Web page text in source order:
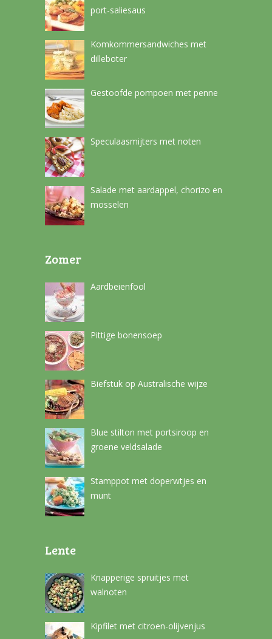
port-saliesaus
Komkommersandwiches met
dilleboter
Gestoofde pompoen met penne
Speculaasmijters met noten
Salade met aardappel, chorizo en
mosselen
Zomer
Aardbeienfool
Pittige bonensoep
Biefstuk op Australische wijze
Blue stilton met portsiroop en
groene veldsalade
Stamppot met doperwtjes en
munt
Lente
Knapperige spruitjes met
walnoten
Kipfilet met citroen-olijvenjus